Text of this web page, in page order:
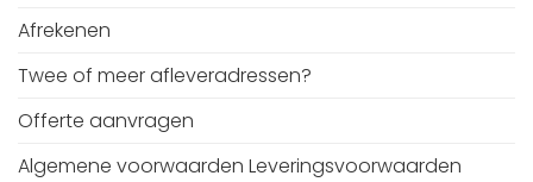
Afrekenen
Twee of meer afleveradressen?
Offerte aanvragen
Algemene voorwaarden Leveringsvoorwaarden